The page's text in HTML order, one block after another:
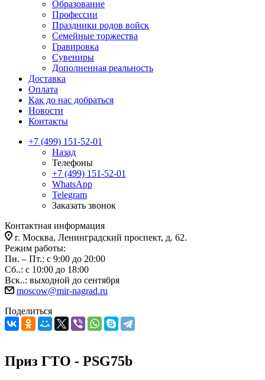
Образование
Профессии
Праздники родов войск
Семейные торжества
Гравировка
Сувениры
Дополненная реальность
Доставка
Оплата
Как до нас добраться
Новости
Контакты
+7 (499) 151-52-01
Назад
Телефоны
+7 (499) 151-52-01
WhatsApp
Telegram
Заказать звонок
Контактная информация
г. Москва, Ленинградский проспект, д. 62.
Режим работы:
Пн. – Пт.: с 9:00 до 20:00
Сб..: с 10:00 до 18:00
Вск..: выходной до сентября
moscow@mir-nagrad.ru
Поделиться
Приз ГТО - PSG75b